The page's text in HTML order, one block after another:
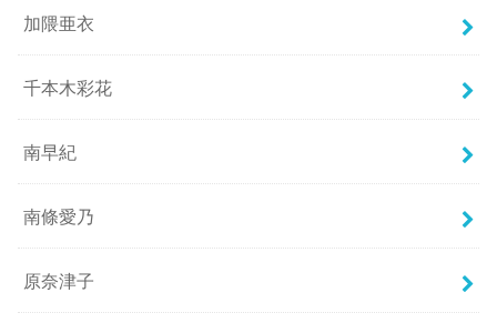
加隈亜衣
千本木彩花
南早紀
南條愛乃
原奈津子